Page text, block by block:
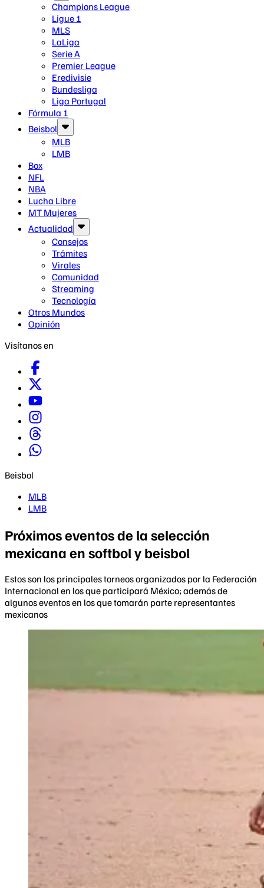
Champions League
Ligue 1
MLS
LaLiga
Serie A
Premier League
Eredivisie
Bundesliga
Liga Portugal
Fórmula 1
Beisbol
MLB
LMB
Box
NFL
NBA
Lucha Libre
MT Mujeres
Actualidad
Consejos
Trámites
Virales
Comunidad
Streaming
Tecnología
Otros Mundos
Opinión
Visítanos en
Beisbol
MLB
LMB
Próximos eventos de la selección
mexicana en softbol y beisbol
Estos son los principales torneos organizados por la Federación
Internacional en los que participará México; además de
algunos eventos en los que tomarán parte representantes
mexicanos